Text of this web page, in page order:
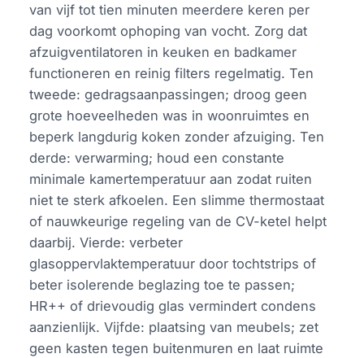
van vijf tot tien minuten meerdere keren per
dag voorkomt ophoping van vocht. Zorg dat
afzuigventilatoren in keuken en badkamer
functioneren en reinig filters regelmatig. Ten
tweede: gedragsaanpassingen; droog geen
grote hoeveelheden was in woonruimtes en
beperk langdurig koken zonder afzuiging. Ten
derde: verwarming; houd een constante
minimale kamertemperatuur aan zodat ruiten
niet te sterk afkoelen. Een slimme thermostaat
of nauwkeurige regeling van de CV-ketel helpt
daarbij. Vierde: verbeter
glasoppervlaktemperatuur door tochtstrips of
beter isolerende beglazing toe te passen;
HR++ of drievoudig glas vermindert condens
aanzienlijk. Vijfde: plaatsing van meubels; zet
geen kasten tegen buitenmuren en laat ruimte